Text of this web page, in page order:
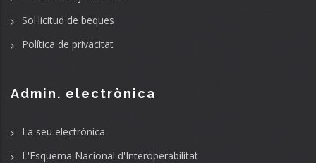
Sol·licitud de beques
Política de privacitat
Admin. electrònica
La seu electrònica
L'Esquema Nacional d'Interoperabilitat